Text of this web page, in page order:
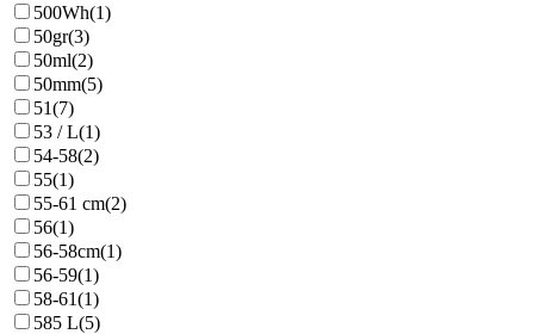
500Wh(1)
50gr(3)
50ml(2)
50mm(5)
51(7)
53 / L(1)
54-58(2)
55(1)
55-61 cm(2)
56(1)
56-58cm(1)
56-59(1)
58-61(1)
585 L(5)